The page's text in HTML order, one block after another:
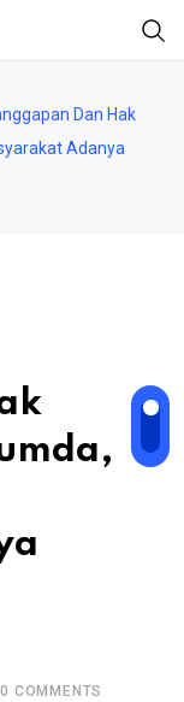
Dan Hak
Adanya
0 COMMENTS